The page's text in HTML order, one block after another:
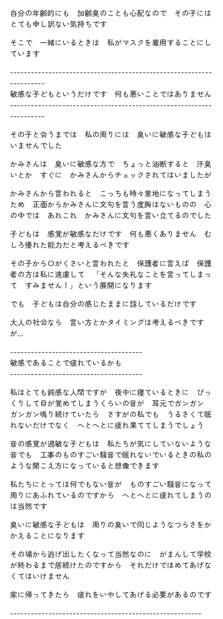
自分の年齢的にも 加齢臭のことも心配なので その子には
とても申し訳ない気持ちです
そこで 一緒にいるときは 私がマスクを着用することにし
ています
----------------------------------------------------------
----------
敏感な子どもというだけです 何も悪いことではありません
----------------------------------------------------------
----------
その子と会うまでは 私の周りには 臭いに敏感な子どもは
いませんでした
かみさんは 臭いに敏感な方で ちょっと油断すると 汗臭
いとか すぐに かみさんからチェックされてはいましたが
かみさんから言われると こっちも時々意地になってしまう
ため 正面からかみさんに文句を言う度胸はないものの 心
の中では あれこれ かみさんに文句を言い立てるのでした
子どもは 感覚が敏感なだけです 何も悪くありません む
しろ優れた能力だと考えるべきです
その子から口がくさいと言われたと 保護者に言えば 保護
者の方は私に遠慮して 「そんな失礼なことを言ってしまっ
て すみません！」という展開になります
でも 子どもは自分の感じたままに話しているだけです
大人の社会なら 言い方とかタイミングは考えるべきです
が…
--------------------------------------
敏感であることで疲れているかも
--------------------------------------
私はとても鈍感な人間ですが 夜中に寝ているときに びっ
くりして目が覚めてしまうくらいの音が 耳元でガンガン
ガンガン鳴り続けていたら さすがの私でも うるさくて眠
れないだけでなく へとへとに疲れ果ててしまうでしょう
音の感覚が過敏な子どもは 私たちが気にしていないような
音でも 工事のものすごい騒音で眠れないでいるときの私の
ような聞こえ方になっていると想像できます
私たちにとっては何でもない音が ものすごい騒音になって
周りにあふれているのですから へとへとに疲れてしまうの
は当然です
臭いに敏感な子どもは 周りの臭いで同じようなつらさをか
かえることになります
その場から逃げ出したくなって当然なのに がまんして学校
が終わるまで居続けたのですから それだけでほめてあげな
くてはいけません
家に帰ってきたら 疲れをいやしてあげる必要があるのです
-------------------------------------------------------